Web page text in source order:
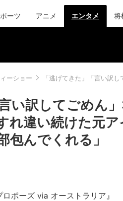
ーツ アニメ エンタメ 将
ーショー 「逃げてきた」「言い訳
い訳してごめん
れ違い続けた元ア
包んでくれる」
ポーズ via オーストラリア』